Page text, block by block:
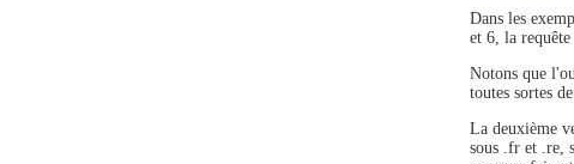
Dans les
et 6, la requête
Notons que
toutes sortes
La deuxième
sous .fr et .re,